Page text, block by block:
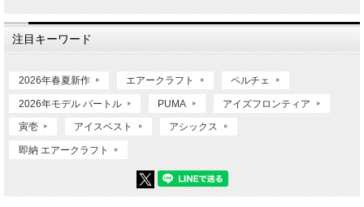
注目キーワード
2026年春夏新作 エアークラフト ペルチェ
2026年モデル バートル PUMA アイズフロンティア
寅壱 アイスベスト アシックス
即納 エアークラフト